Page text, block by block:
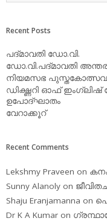
Recent Posts
പദ്മാവതി ഡോ.വി.
ഡോ.വി.പദ്മാവതി
നിയമസഭ
ഡിക്ഷ്ണറി ഓഫ്
ഉപോദ്ഘാതം
വേറാക്കൂറ്
Recent Comments
Lekshmy Praveen on
Sunny Alanoly on
Shaju Eranjamanna on
Dr K A Kumar on